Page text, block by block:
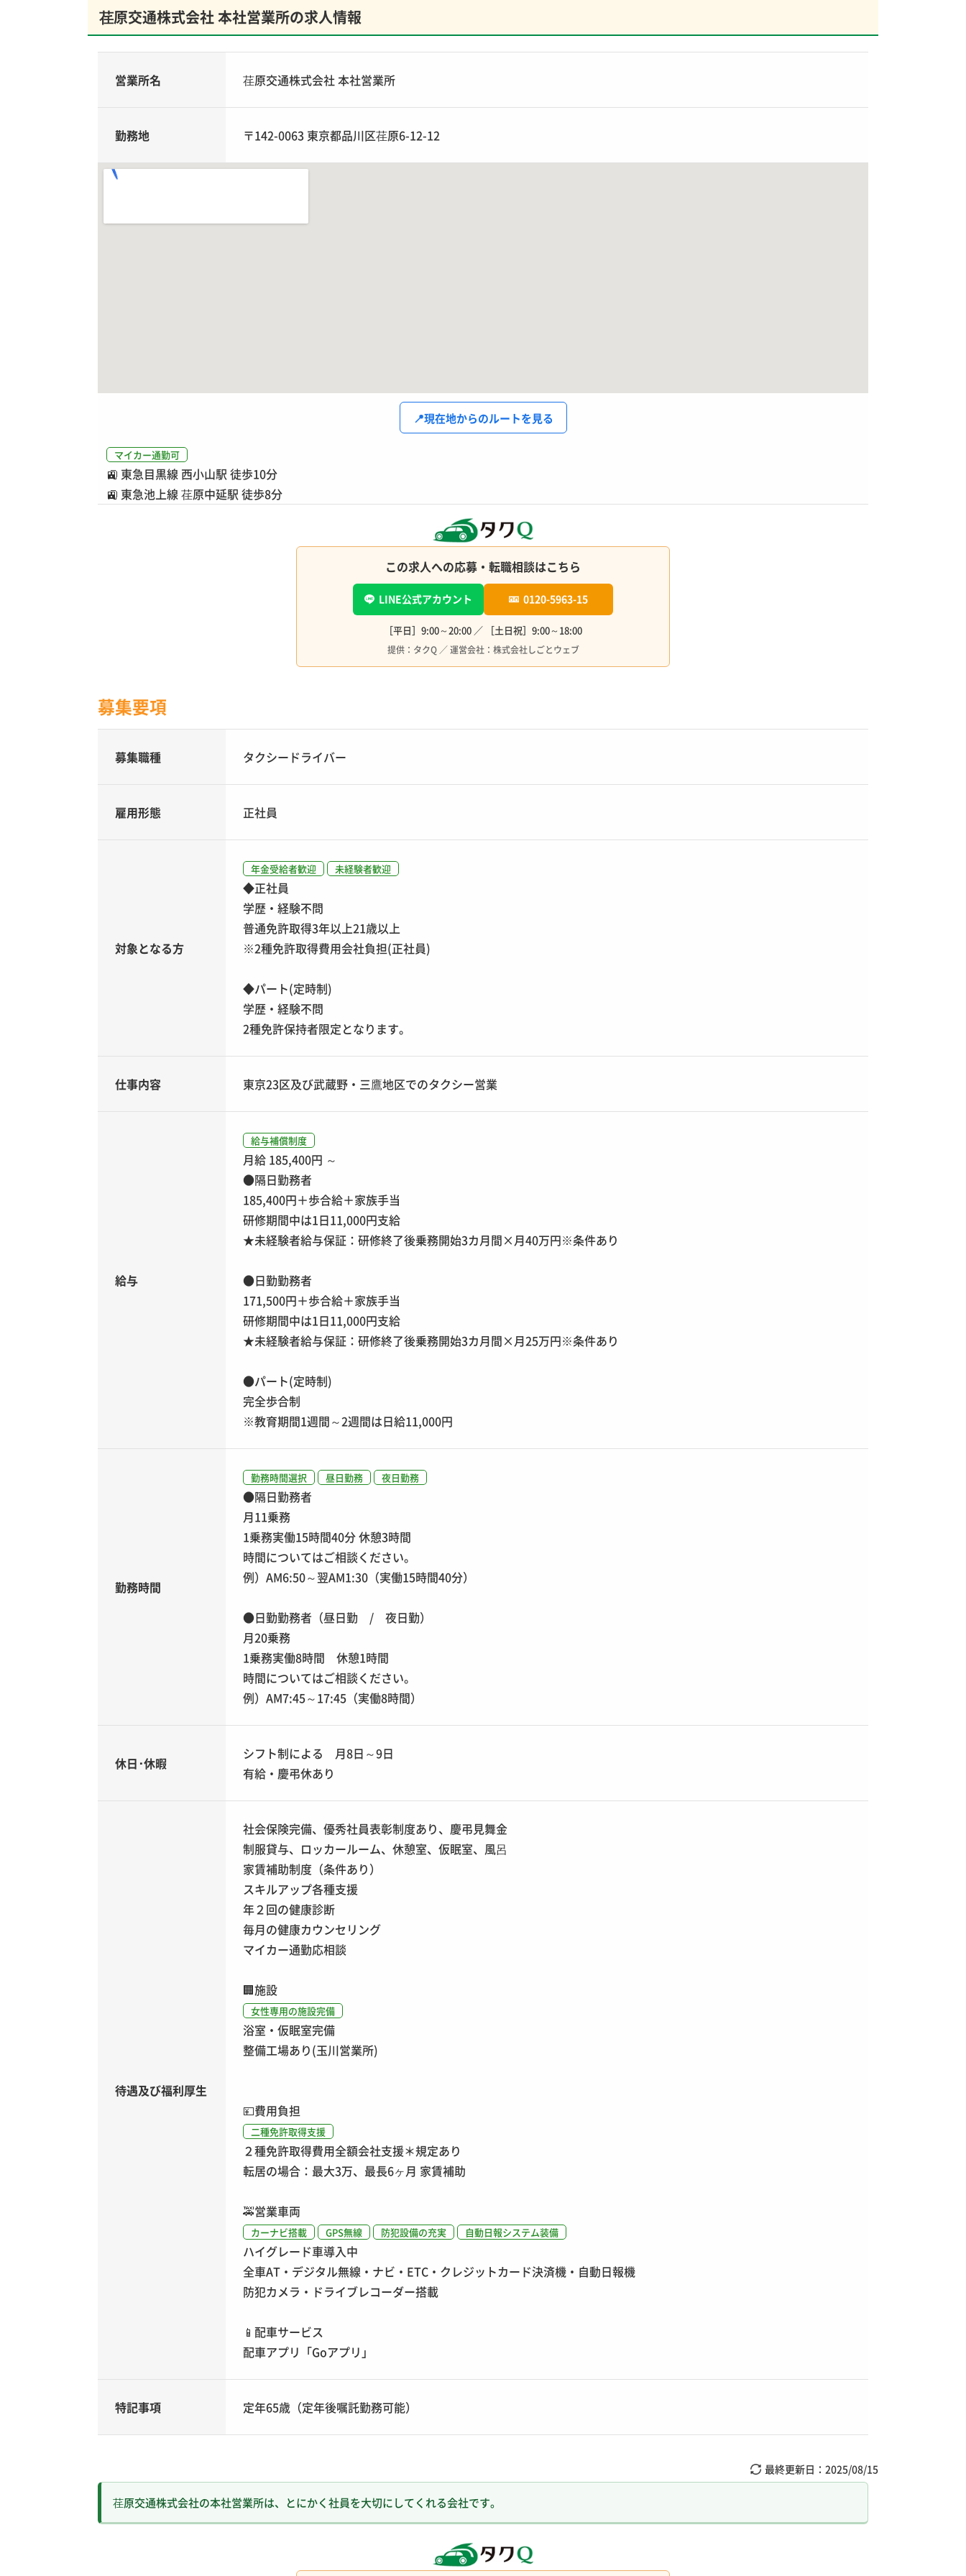
荏原交通株式会社 本社営業所の求人情報
営業所名 荏原交通株式会社 本社営業所
勤務地 〒142-0063 東京都品川区荏原6-12-12
📍現在地からのルートを見る
マイカー通勤可
🚉 東急目黒線 西小山駅 徒歩10分
🚉 東急池上線 荏原中延駅 徒歩8分
この求人への応募・転職相談はこちら
LINE公式アカウント 0120-5963-15
［平日］9:00～20:00 ／ ［土日祝］9:00～18:00
提供：タクQ ／ 運営会社：株式会社しごとウェブ
募集要項
募集職種 タクシードライバー
雇用形態 正社員
対象となる方
年金受給者歓迎 未経験者歓迎
◆正社員
学歴・経験不問
普通免許取得3年以上21歳以上
※2種免許取得費用会社負担(正社員)
◆パート(定時制)
学歴・経験不問
2種免許保持者限定となります。
仕事内容 東京23区及び武蔵野・三鷹地区でのタクシー営業
給与
給与補償制度
月給 185,400円 ～
●隔日勤務者
185,400円＋歩合給＋家族手当
研修期間中は1日11,000円支給
★未経験者給与保証：研修終了後乗務開始3カ月間×月40万円※条件あり
●日勤勤務者
171,500円＋歩合給＋家族手当
研修期間中は1日11,000円支給
★未経験者給与保証：研修終了後乗務開始3カ月間×月25万円※条件あり
●パート(定時制)
完全歩合制
※教育期間1週間～2週間は日給11,000円
勤務時間
勤務時間選択 昼日勤務 夜日勤務
●隔日勤務者
月11乗務
1乗務実働15時間40分 休憩3時間
時間についてはご相談ください。
例）AM6:50～翌AM1:30（実働15時間40分）
●日勤勤務者（昼日勤 / 夜日勤）
月20乗務
1乗務実働8時間 休憩1時間
時間についてはご相談ください。
例）AM7:45～17:45（実働8時間）
休日･休暇
シフト制による 月8日～9日
有給・慶弔休あり
待遇及び福利厚生
社会保険完備、優秀社員表彰制度あり、慶弔見舞金
制服貸与、ロッカールーム、休憩室、仮眠室、風呂
家賃補助制度（条件あり）
スキルアップ各種支援
年２回の健康診断
毎月の健康カウンセリング
マイカー通勤応相談
🏢施設
女性専用の施設完備
浴室・仮眠室完備
整備工場あり(玉川営業所)
💴費用負担
二種免許取得支援
２種免許取得費用全額会社支援＊規定あり
転居の場合：最大3万、最長6ヶ月 家賃補助
🚕営業車両
カーナビ搭載 GPS無線 防犯設備の充実 自動日報システム装備
ハイグレード車導入中
全車AT・デジタル無線・ナビ・ETC・クレジットカード決済機・自動日報機
防犯カメラ・ドライブレコーダー搭載
📱 配車サービス
配車アプリ「Goアプリ」
特記事項 定年65歳（定年後嘱託勤務可能）
最終更新日： 2025/08/15
荏原交通株式会社の本社営業所は、とにかく社員を大切にしてくれる会社です。